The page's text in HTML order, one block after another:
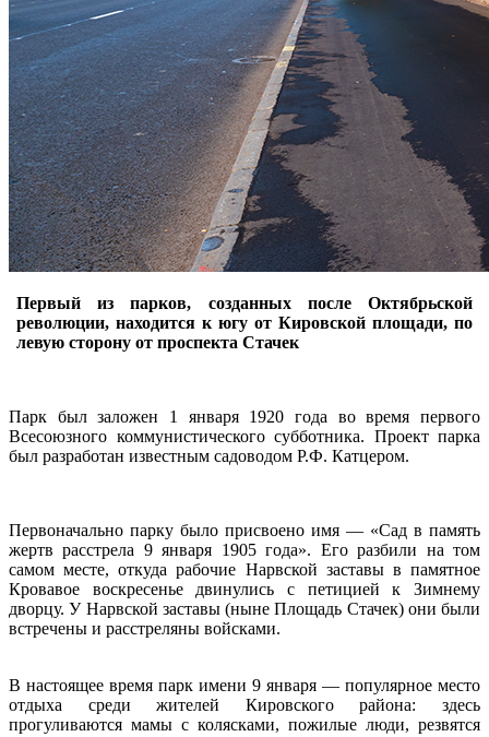
Первый из парков, созданных после Октябрьской
революции, находится к югу от Кировской площади, по
левую сторону от проспекта Стачек
Парк был заложен 1 января 1920 года во время первого
Всесоюзного коммунистического субботника. Проект парка
был разработан известным садоводом Р.Ф. Катцером.
Первоначально парку было присвоено имя — «Сад в память
жертв расстрела 9 января 1905 года». Его разбили на том
самом месте, откуда рабочие Нарвской заставы в памятное
Кровавое воскресенье двинулись с петицией к Зимнему
дворцу. У Нарвской заставы (ныне Площадь Стачек) они были
встречены и расстреляны войсками.
В настоящее время парк имени 9 января — популярное место
отдыха среди жителей Кировского района: здесь
прогуливаются мамы с колясками, пожилые люди, резвятся